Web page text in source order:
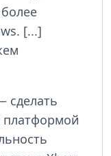
[...]
сделать
платформой